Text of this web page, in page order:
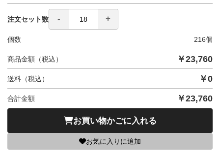
注文セット数
個数 216個
商品金額（税込） ￥23,760
送料（税込） ￥0
合計金額 ￥23,760
お買い物かごに入れる
お気に入りに追加